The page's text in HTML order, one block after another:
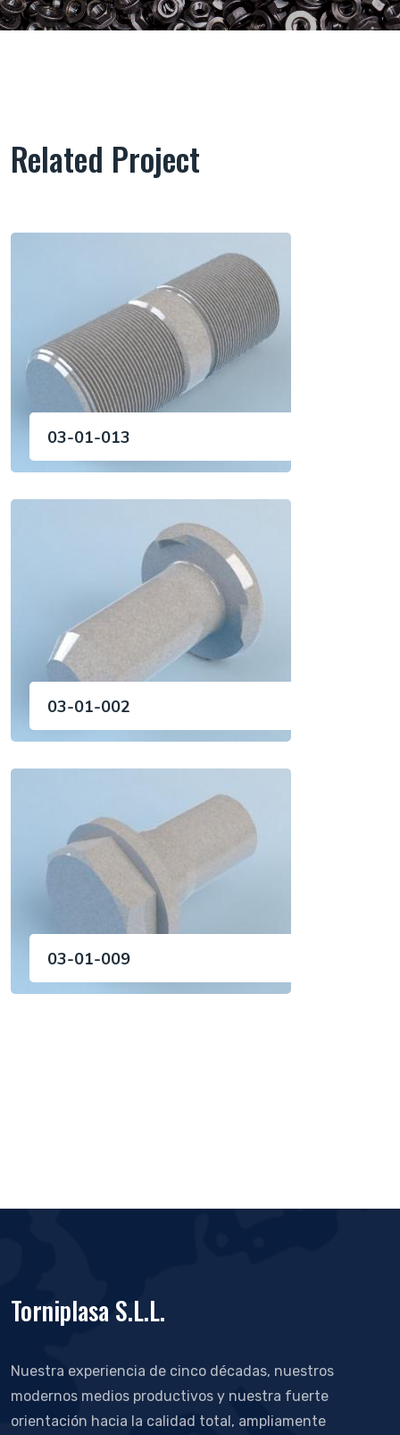
Related Project
03-01-013
03-01-002
03-01-009
Torniplasa S.L.L.
Nuestra experiencia de cinco décadas, nuestros
modernos medios productivos y nuestra fuerte
orientación hacia la calidad total, ampliamente